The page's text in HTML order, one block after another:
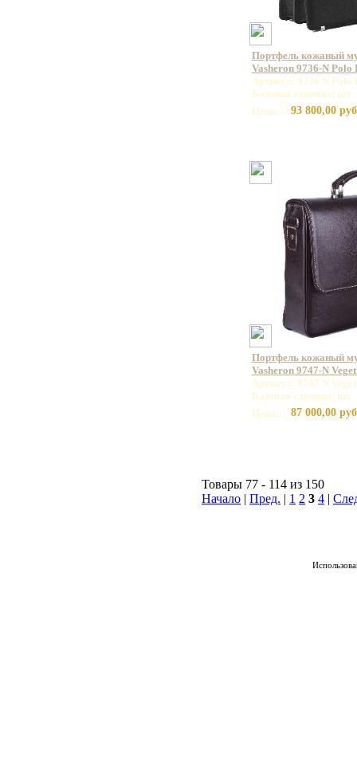
Портфель кожаный
Vasheron 9736-N
Артикул: 9736 N Polo
Базовая единица: шт
Цена:
93 800,00
Портфель кожаный
Vasheron 9747-N
Артикул: 9747 N
Базовая единица: шт
Цена:
87 000,00
Товары 77 - 114 из 150
Начало
Пред. 1 2 3 4